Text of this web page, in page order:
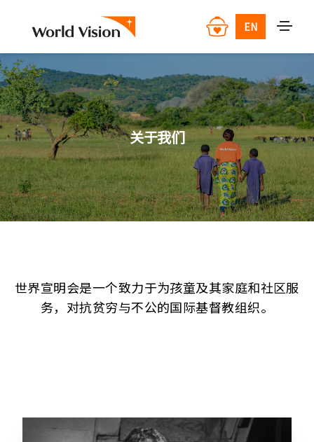
EN
关于我们
世界宣明会是一个致力于为孩童及其家庭和社区服
务，对抗贫穷与不公的国际基督教组织。